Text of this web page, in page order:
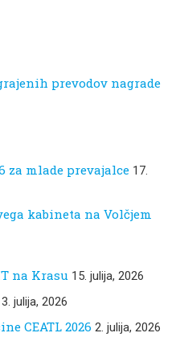
prevodov nagrade
za mlade prevajalce 17.
kabineta na Volčjem
na Krasu 15. julija, 2026
3. julija, 2026
CEATL 2026 2. julija, 2026